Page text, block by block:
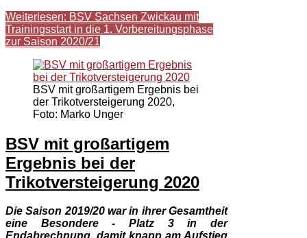
Weiterlesen: BSV Sachsen Zwickau mit
Trainingsstart in die 1. Vorbereitungsphase
zur Saison 2020/21
BSV mit großartigem Ergebnis bei
der Trikotversteigerung 2020,
Foto: Marko Unger
BSV mit großartigem
Ergebnis bei der
Trikotversteigerung 2020
Die Saison 2019/20 war in ihrer Gesamtheit
eine Besondere - Platz 3 in der